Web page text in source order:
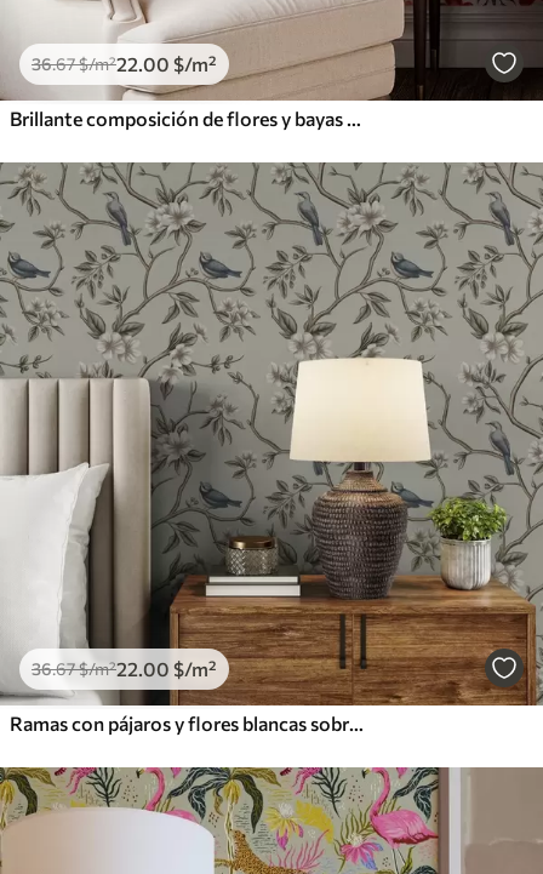
36.67$/m²22.00 $/m²
Brillante composición de flores y bayas con loros
36.67$/m²22.00 $/m²
Ramas con pájaros y flores blancas sobre un fondo delicado